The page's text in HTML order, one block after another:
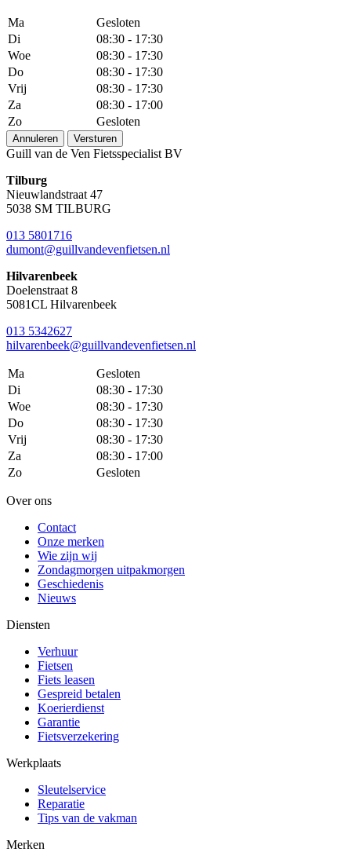
Ma
Gesloten
Di
08:30 - 17:30
Woe
08:30 - 17:30
Do
08:30 - 17:30
Vrij
08:30 - 17:30
Za
08:30 - 17:00
Zo
Gesloten
Annuleren Versturen
Guill van de Ven Fietsspecialist BV
Tilburg
Nieuwlandstraat 47
5038 SM TILBURG
013 5801716
dumont@guillvandevenfietsen.nl
Hilvarenbeek
Doelenstraat 8
5081CL Hilvarenbeek
013 5342627
hilvarenbeek@guillvandevenfietsen.nl
Ma
Gesloten
Di
08:30 - 17:30
Woe
08:30 - 17:30
Do
08:30 - 17:30
Vrij
08:30 - 17:30
Za
08:30 - 17:00
Zo
Gesloten
Over ons
Contact
Onze merken
Wie zijn wij
Zondagmorgen uitpakmorgen
Geschiedenis
Nieuws
Diensten
Verhuur
Fietsen
Fiets leasen
Gespreid betalen
Koerierdienst
Garantie
Fietsverzekering
Werkplaats
Sleutelservice
Reparatie
Tips van de vakman
Merken